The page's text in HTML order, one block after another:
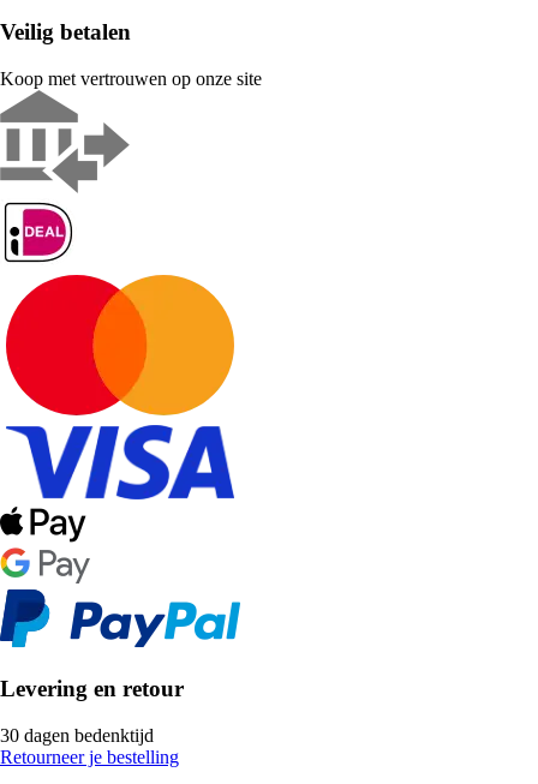
Veilig betalen
Koop met vertrouwen op onze site
Levering en retour
30 dagen bedenktijd
Retourneer je bestelling